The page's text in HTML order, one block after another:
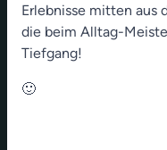
Erlebnisse mitten aus
die beim Alltag-
Tiefgang!
🙂